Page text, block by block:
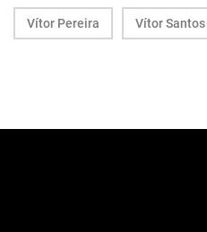
Vítor Pereira Vítor Santos